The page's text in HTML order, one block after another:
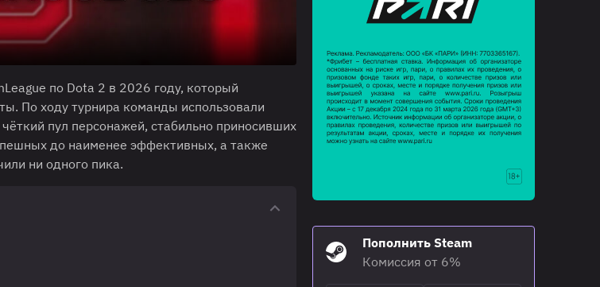
по Dota 2 в 2026 году, который
По ходу турнира команды использовали
пул персонажей, стабильно приносивших
до наименее эффективных, а также
ни одного пика.
Пополнить Steam
Комиссия от 6%